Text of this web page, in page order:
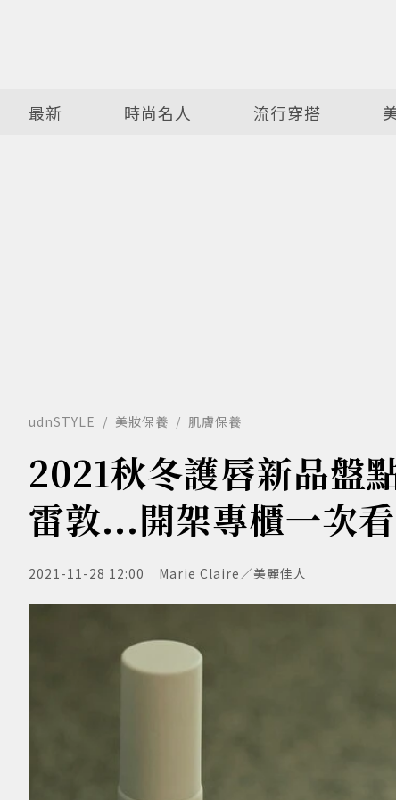
最新 時尚名人 流行穿搭
udnSTYLE 美妝保養 肌膚保養
2021秋冬護唇新品盤
雷敦...開架專櫃一次看
2021-11-28 12:00 Marie Claire／美麗佳人